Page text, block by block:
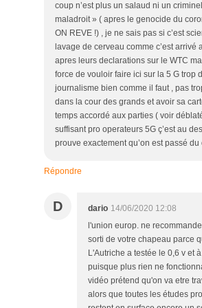
coup n’est plus un salaud ni un
maladroit » ( apres le genocide du
ON REVE !) , je ne sais pas si c’est
lavage de cerveau comme c’est arrivé
apres leurs declarations sur le WTC
force de vouloir faire ici sur la 5 G trop
journalisme bien comme il faut , pas
dans la cour des grands et avoir sa
temps accordé aux parties ( voir
suffisant pro operateurs 5G ç’est au
prouve exactement qu’on est passé
Répondre
D dario 14/06/2020 12:08
l'union europ. ne
sorti de votre chapeau parce
L'Autriche a testée le 0,6 v et
puisque plus rien ne
vidéo prétend qu'on va etre
alors que toutes les études